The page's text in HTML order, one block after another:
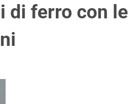
di ferro con le